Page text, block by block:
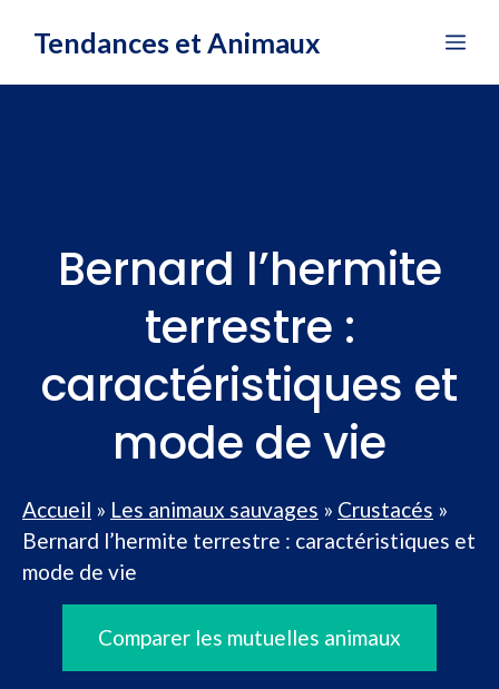
Tendances et Animaux
Bernard l’hermite
terrestre :
caractéristiques et
mode de vie
Accueil » Les animaux sauvages » Crustacés »
Bernard l’hermite terrestre : caractéristiques et
mode de vie
Comparer les mutuelles animaux